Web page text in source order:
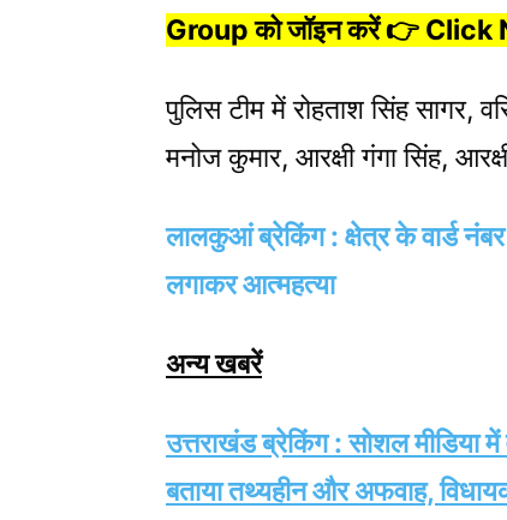
Group को जॉइन करें 👉
पुलिस टीम में रोहताश सिंह सागर,
मनोज कुमार, आरक्षी गंगा सिंह,
लालकुआं ब्रेकिंग : क्षेत्र के वार्ड
लगाकर आत्महत्या
अन्य खबरें
उत्तराखंड ब्रेकिंग : सोशल मीडिया
बताया तथ्यहीन और अफवाह,